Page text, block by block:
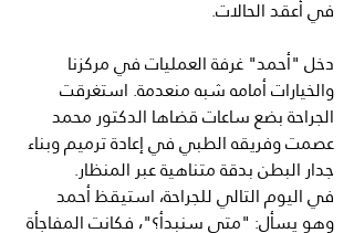
في أعقد الحالات.
دخل "أحمد" غرفة العمليات في مركزنا
والخيارات أمامه شبه منعدمة. استغرقت
الجراحة بضع ساعات قضاها الدكتور محمد
عصمت وفريقه الطبي في إعادة ترميم وبناء
جدار البطن بدقة متناهية عبر المنظار.
في اليوم التالي للجراحة، استيقظ أحمد
وهو يسأل: "متى سنبدأ؟"، فكانت المفاجأة